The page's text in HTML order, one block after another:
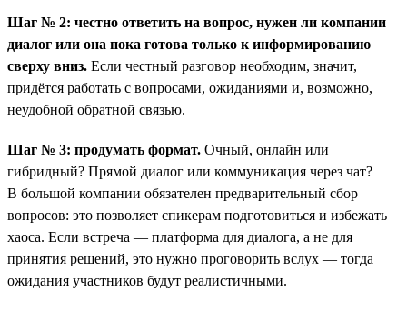
Шаг № 2: честно ответить на вопрос, нужен ли компании
диалог или она пока готова только к информированию
сверху вниз. Если честный разговор необходим, значит,
придётся работать с вопросами, ожиданиями и, возможно,
неудобной обратной связью.
Шаг № 3: продумать формат. Очный, онлайн или
гибридный? Прямой диалог или коммуникация через чат?
В большой компании обязателен предварительный сбор
вопросов: это позволяет спикерам подготовиться и избежать
хаоса. Если встреча — платформа для диалога, а не для
принятия решений, это нужно проговорить вслух — тогда
ожидания участников будут реалистичными.